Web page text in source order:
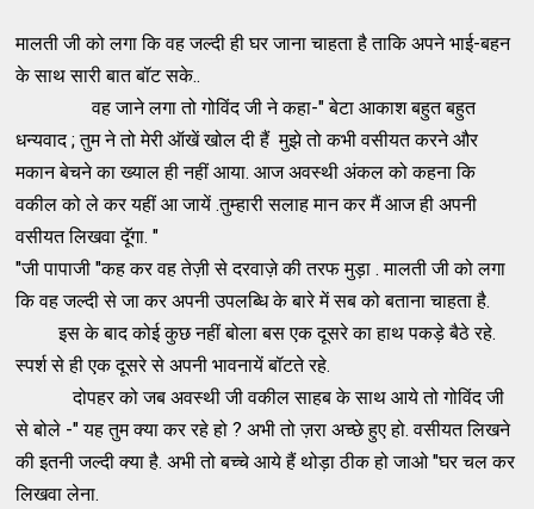
मालती जी को लगा कि वह जल्दी ही घर जाना चाहता है ताकि अपने भाई-बहन
के साथ सारी बात बॉट सके..
वह जाने लगा तो गोविंद जी ने कहा-" बेटा आकाश बहुत बहुत
धन्यवाद ; तुम ने तो मेरी ऑखें खोल दी हैं मुझे तो कभी वसीयत करने और
मकान बेचने का ख्याल ही नहीं आया. आज अवस्थी अंकल को कहना कि
वकील को ले कर यहीं आ जायें .तुम्हारी सलाह मान कर मैं आज ही अपनी
वसीयत लिखवा दॅूगा. "
"जी पापाजी "कह कर वह तेज़ी से दरवाज़े की तरफ मुड़ा . मालती जी को लगा
कि वह जल्दी से जा कर अपनी उपलब्धि के बारे में सब को बताना चाहता है.
इस के बाद कोई कुछ नहीं बोला बस एक दूसरे का हाथ पकड़े बैठे रहे.
स्पर्श से ही एक दूसरे से अपनी भावनायें बॉटते रहे.
दोपहर को जब अवस्थी जी वकील साहब के साथ आये तो गोविंद जी
से बोले -" यह तुम क्या कर रहे हो ? अभी तो ज़रा अच्छे हुए हो. वसीयत लिखने
की इतनी जल्दी क्या है. अभी तो बच्चे आये हैं थोड़ा ठीक हो जाओ "घर चल कर
लिखवा लेना.